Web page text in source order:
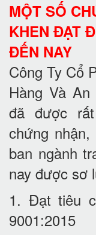
MỘT SỐ
KHEN ĐẠT
ĐẾN NAY
Công Ty Cổ
Hàng Và
đã được
chứng
ban ngành
nay được sơ
1. Đạt tiêu
9001:2015